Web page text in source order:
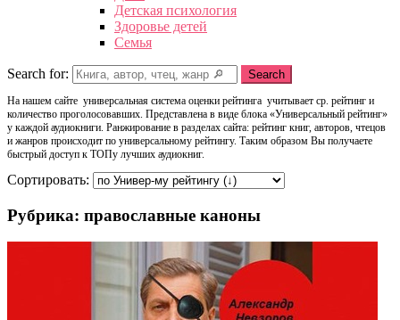
Детская психология
Здоровье детей
Семья
Search for: Search
На нашем сайте универсальная система оценки рейтинга учитывает ср. рейтинг и
количество проголосовавших. Представлена в виде блока «Универсальный рейтинг»
у каждой аудиокниги. Ранжирование в разделах сайта: рейтинг книг, авторов, чтецов
и жанров происходит по универсальному рейтингу. Таким образом Вы получаете
быстрый доступ к ТОПу лучших аудиокниг.
Сортировать:
Рубрика: православные каноны